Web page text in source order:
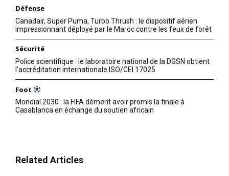
Défense
Canadair, Super Puma, Turbo Thrush : le dispositif aérien
impressionnant déployé par le Maroc contre les feux de forêt
Sécurité
Police scientifique : le laboratoire national de la DGSN obtient
l’accréditation internationale ISO/CEI 17025
Foot
Mondial 2030 : la FIFA dément avoir promis la finale à
Casablanca en échange du soutien africain
Related Articles